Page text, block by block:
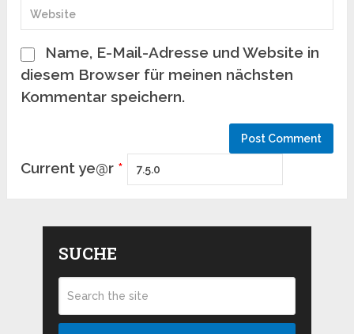
Name, E-Mail-Adresse und Website in
diesem Browser für meinen nächsten
Kommentar speichern.
Current ye@r *
SUCHE